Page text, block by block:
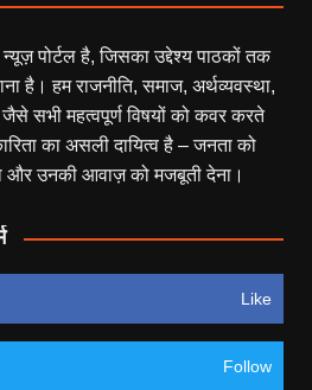
न्यूज़ पोर्टल है, जिसका उद्देश्य पाठकों तक
है। हम राजनीति, समाज, अर्थव्यवस्था,
सभी महत्वपूर्ण विषयों को कवर करते
का असली दायित्व है – जनता को
और उनकी आवाज़ को मजबूती देना।
Like
Follow